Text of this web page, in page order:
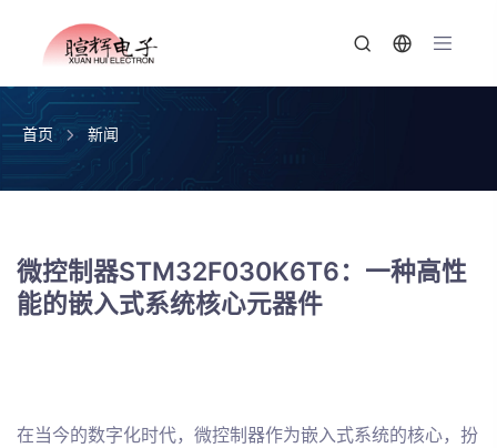
首页 新闻
微控制器STM32F030K6T6：一种高性
能的嵌入式系统核心元器件
在当今的数字化时代，微控制器作为嵌入式系统的核心，扮